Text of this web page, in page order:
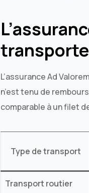
L’assurance Ad
n’est tenu de
comparable à un filet
Type de transport
Transport routier